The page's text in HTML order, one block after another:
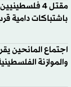
مقتل 4
باشتباكات دامية
اجتماع المانحين
والموازنة